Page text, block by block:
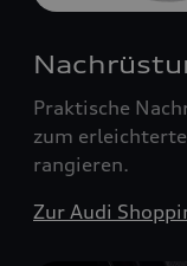
Praktische
zum
rangieren.
Zur Audi